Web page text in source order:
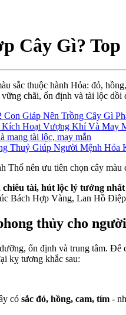
Cây Gì?
sắc thuộc hành Hỏa: đỏ,
chãi, ổn định và tài lộc dồi
Giáp Nên Trồng Cây Gì
Hoạt Vượng Khí Và May
mang tài lộc, may mắn
Thuỷ Giúp Người Mệnh Hỏa
nên ưu tiên chọn cây màu
tài, hút lộc lý tưởng
Bách Hợp Vàng, Lan Hồ
thủy cho
ổn định và trung tâm.
kỵ tương khắc sau:
có sắc đỏ, hồng, cam, tím -